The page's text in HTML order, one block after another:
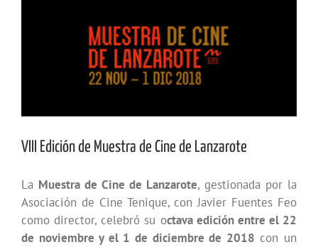
VIII Edición de Muestra de Cine de Lanzarote
La Muestra de Cine de Lanzarote, gestionada por la
Asociación de Cine Tenique, con Javier Fuentes Feo
como director, celebró su octava edición entre el 22
de noviembre y el 1 de diciembre de 2018 con un